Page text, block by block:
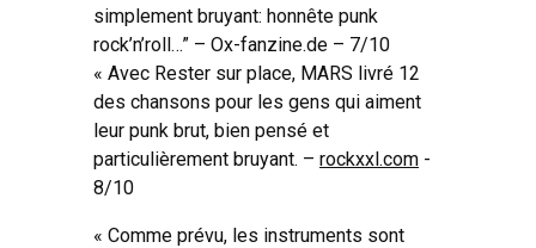
simplement bruyant: honnête punk
rock’n’roll…” – Ox-fanzine.de – 7/10
« Avec Rester sur place, MARS livré 12
des chansons pour les gens qui aiment
leur punk brut, bien pensé et
particulièrement bruyant. – rockxxl.com -
8/10
« Comme prévu, les instruments sont